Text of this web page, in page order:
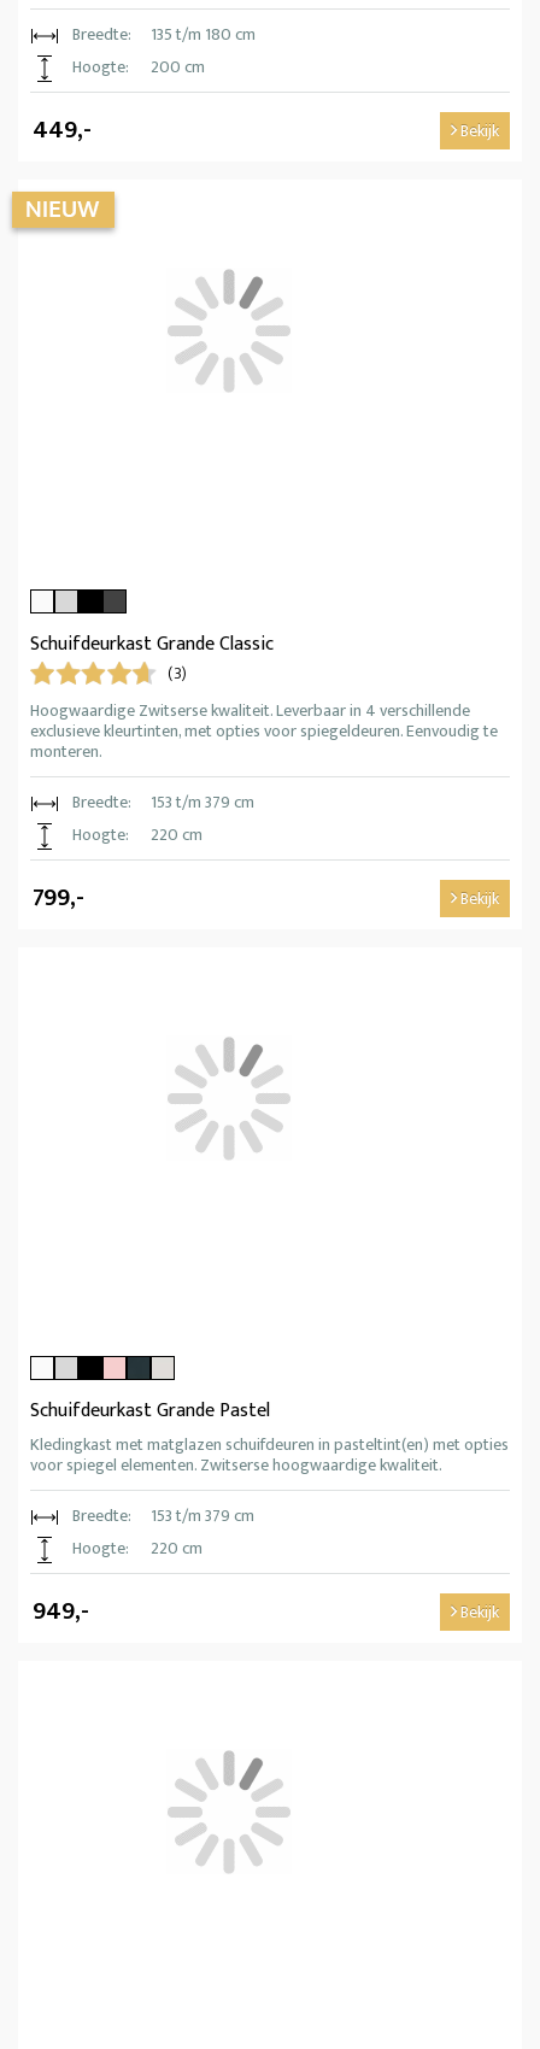
Breedte:
135 t/m 180 cm
Hoogte:
200 cm
449,- Bekijk
Schuifdeurkast Grande Classic
(3)
Hoogwaardige Zwitserse kwaliteit. Leverbaar in 4 verschillende
exclusieve kleurtinten, met opties voor spiegeldeuren. Eenvoudig te
monteren.
Breedte:
153 t/m 379 cm
Hoogte:
220 cm
799,- Bekijk
Schuifdeurkast Grande Pastel
Kledingkast met matglazen schuifdeuren in pasteltint(en) met opties
voor spiegel elementen. Zwitserse hoogwaardige kwaliteit.
Breedte:
153 t/m 379 cm
Hoogte:
220 cm
949,- Bekijk